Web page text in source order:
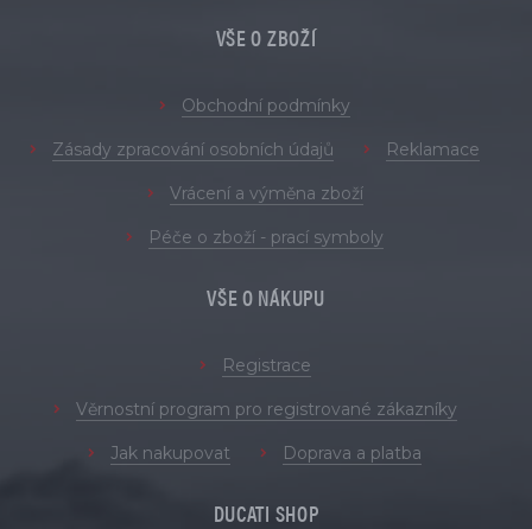
VŠE O ZBOŽÍ
Obchodní podmínky
Zásady zpracování osobních údajů Reklamace
Vrácení a výměna zboží
Péče o zboží - prací symboly
VŠE O NÁKUPU
Registrace
Věrnostní program pro registrované zákazníky
Jak nakupovat Doprava a platba
DUCATI SHOP